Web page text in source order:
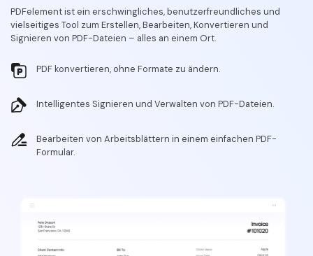
PDFelement ist ein erschwingliches, benutzerfreundliches und
vielseitiges Tool zum Erstellen, Bearbeiten, Konvertieren und
Signieren von PDF-Dateien – alles an einem Ort.
PDF konvertieren, ohne Formate zu ändern.
Intelligentes Signieren und Verwalten von PDF-Dateien.
Bearbeiten von Arbeitsblättern in einem einfachen PDF-
Formular.